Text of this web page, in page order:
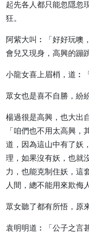
起先各人都只能忽隱忽
狂。
阿紫大叫︰「好好玩噢
會兒又現身，高興的蹦
小龍女喜上眉梢，道︰
眾女也是喜不自勝，紛
楊過很是高興，也大出
「咱們也不用太高興，
道，因為這山中有了妖
理，如果沒有妖，也就
力，也能克制住妖，這
人間，總不能用來欺侮
眾女聽了都有所悟，原
袁明明道︰「公子之言